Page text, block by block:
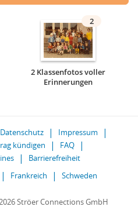
2
2 Klassenfotos voller
Erinnerungen
Datenschutz
Impressum
kündigen
FAQ
Barrierefreiheit
Frankreich Schweden
Ströer Connections GmbH